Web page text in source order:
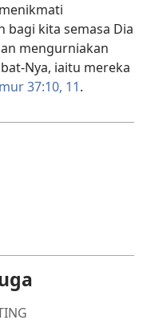
bagi kita semasa Dia
mengurniakan
Nya, iaitu mereka
37:10, 11.